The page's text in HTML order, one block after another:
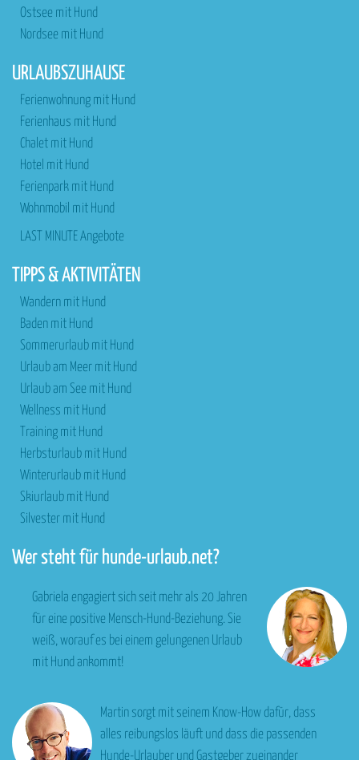
Ostsee mit Hund
Nordsee mit Hund
URLAUBSZUHAUSE
Ferienwohnung mit Hund
Ferienhaus mit Hund
Chalet mit Hund
Hotel mit Hund
Ferienpark mit Hund
Wohnmobil mit Hund
LAST MINUTE Angebote
TIPPS & AKTIVITÄTEN
Wandern mit Hund
Baden mit Hund
Sommerurlaub mit Hund
Urlaub am Meer mit Hund
Urlaub am See mit Hund
Wellness mit Hund
Training mit Hund
Herbsturlaub mit Hund
Winterurlaub mit Hund
Skiurlaub mit Hund
Silvester mit Hund
Wer steht für hunde-urlaub.net?
Gabriela engagiert sich seit mehr als 20 Jahren
für eine positive Mensch-Hund-Beziehung. Sie
weiß, worauf es bei einem gelungenen Urlaub
mit Hund ankommt!
Martin sorgt mit seinem Know-How dafür, dass
alles reibungslos läuft und dass die passenden
Hunde-Urlauber und Gastgeber zueinander